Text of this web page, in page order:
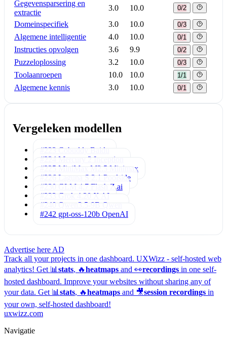
Gegevensparsering en
extractie
3.0 10.0 0/2
Domeinspecifiek 3.0 10.0 0/3
Algemene intelligentie 4.0 10.0 0/1
Instructies opvolgen 3.6 9.9 0/2
Puzzeloplossing 3.2 10.0 0/3
Toolaanroepen 10.0 10.0 1/1
Algemene kennis 3.0 10.0 0/1
Vergeleken modellen
#223 Cobuddy Baidu
#224 Mercury 2 Inception
#225 MiniMax M2.5 Minimax
#226 Laguna S 2.1 Poolside
#230 GLM 4.7 Flash Z.ai
#233 Grok 4.20 X AI
#240 Qwen3.5-9B Qwen
#242 gpt-oss-120b OpenAI
Advertise here AD
Track all your projects in one dashboard. UXWizz - self-hosted web
analytics! Get 📊 stats, 🔥heatmaps and 👀recordings in one self-
hosted dashboard. Improve your websites without sharing any of
your data. Get 📊 stats, 🔥heatmaps and 🎥session recordings in
your own, self-hosted dashboard!
uxwizz.com
Navigatie